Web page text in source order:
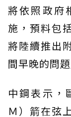
將依照政府
施，預料包
將陸續推出
間早晚的問
中鋼表示，
Ｍ）箭在弦